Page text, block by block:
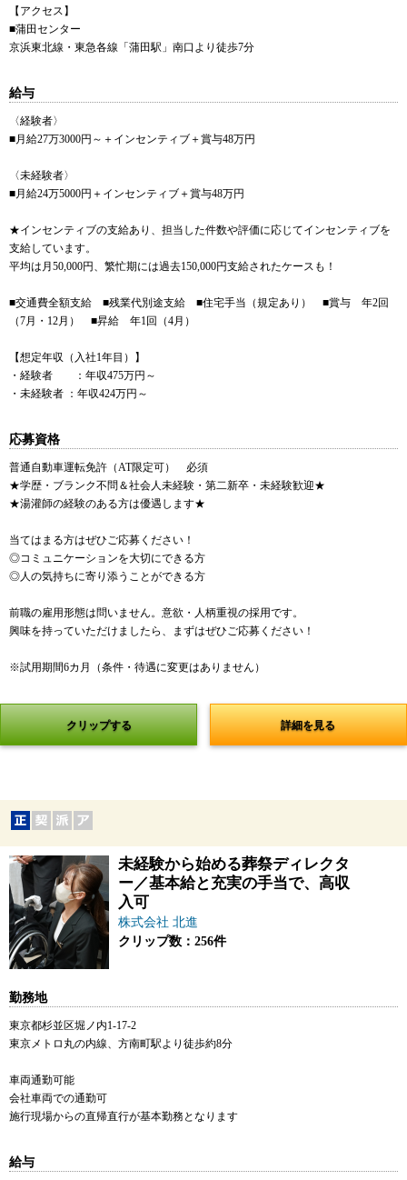
【アクセス】
■蒲田センター
京浜東北線・東急各線「蒲田駅」南口より徒歩7分
給与
〈経験者〉
■月給27万3000円～＋インセンティブ＋賞与48万円
〈未経験者〉
■月給24万5000円＋インセンティブ＋賞与48万円
★インセンティブの支給あり、担当した件数や評価に応じてインセンティブを
支給しています。
平均は月50,000円、繁忙期には過去150,000円支給されたケースも！
■交通費全額支給 ■残業代別途支給 ■住宅手当（規定あり） ■賞与 年2回
（7月・12月） ■昇給 年1回（4月）
【想定年収（入社1年目）】
・経験者 ：年収475万円～
・未経験者 ：年収424万円～
応募資格
普通自動車運転免許（AT限定可） 必須
★学歴・ブランク不問＆社会人未経験・第二新卒・未経験歓迎★
★湯灌師の経験のある方は優遇します★
当てはまる方はぜひご応募ください！
◎コミュニケーションを大切にできる方
◎人の気持ちに寄り添うことができる方
前職の雇用形態は問いません。意欲・人柄重視の採用です。
興味を持っていただけましたら、まずはぜひご応募ください！
※試用期間6カ月（条件・待遇に変更はありません）
クリップする 詳細を見る
未経験から始める葬祭ディレクタ
ー／基本給と充実の手当で、高収
入可
株式会社 北進
クリップ数：256件
勤務地
東京都杉並区堀ノ内1-17-2
東京メトロ丸の内線、方南町駅より徒歩約8分
車両通勤可能
会社車両での通勤可
施行現場からの直帰直行が基本勤務となります
給与